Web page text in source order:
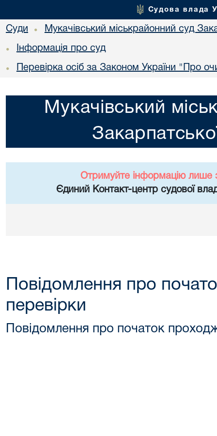
Судова влада
Суди • Мукачівський міськрайонний суд
• Інформація про суд
• Перевірка осіб за Законом України "Про
Мукачівський
Отримуйте інформацію лише
Єдиний Контакт-центр судової
Повідомлення про
перевірки
Повідомлення про початок